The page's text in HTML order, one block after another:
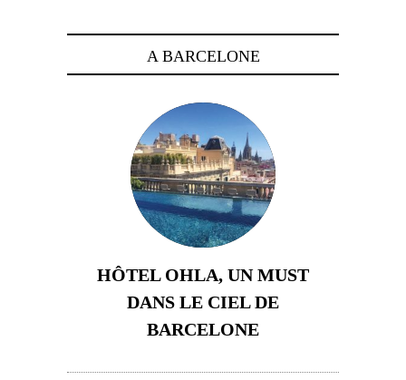
A BARCELONE
HÔTEL OHLA, UN MUST
DANS LE CIEL DE
BARCELONE